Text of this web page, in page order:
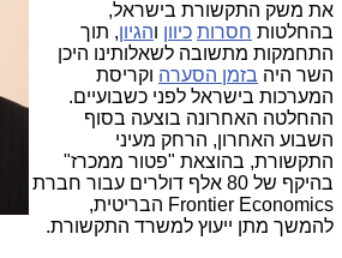
את משק התקשורת בישראל,
בהחלטות חסרות כיוון והגיון, תוך
התחמקות מתשובה לשאלותינו היכן
השר היה בזמן הסערה וקריסת
המערכות בישראל לפני כשבועיים.
ההחלטה האחרונה בוצעה בסוף
השבוע האחרון, הרחק מעיני
התקשורת, בהוצאת "פטור ממכרז"
בהיקף של 80 אלף דולרים עבור חברת
Frontier Economics הבריטית,
להמשך מתן ייעוץ למשרד התקשורת.